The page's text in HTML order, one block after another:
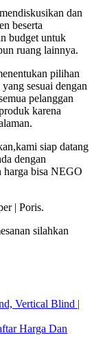
dan
beserta
budget untuk
ruang lainnya.
pilihan
sesuai dengan
pelanggan
karena
siap datang
dengan
harga bisa NEGO
silahkan
Vertical Blind |
Harga Dan